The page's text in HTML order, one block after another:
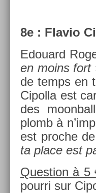
8e : Flavio
Edouard
en moins fort
de temps en
Cipol­la est
des
plomb à
est pro­che
ta place est
Ques­tion à 5
pour­ri sur